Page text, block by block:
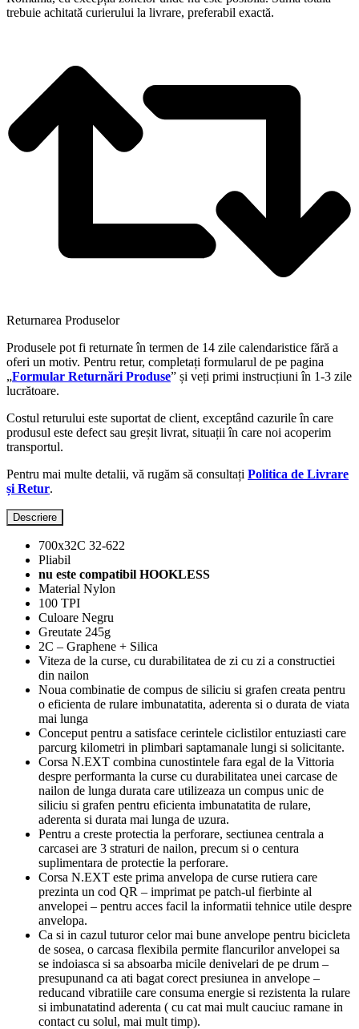
trebuie achitată curierului la livrare, preferabil exactă.
Returnarea Produselor
Produsele pot fi returnate în termen de 14 zile calendaristice fără a
oferi un motiv. Pentru retur, completați formularul de pe pagina
„Formular Returnări Produse” și veți primi instrucțiuni în 1-3 zile
lucrătoare.
Costul returului este suportat de client, exceptând cazurile în care
produsul este defect sau greșit livrat, situații în care noi acoperim
transportul.
Pentru mai multe detalii, vă rugăm să consultați Politica de Livrare
și Retur.
Descriere
700x32C 32-622
Pliabil
nu este compatibil HOOKLESS
Material Nylon
100 TPI
Culoare Negru
Greutate 245g
2C – Graphene + Silica
Viteza de la curse, cu durabilitatea de zi cu zi a constructiei
din nailon
Noua combinatie de compus de siliciu si grafen creata pentru
o eficienta de rulare imbunatatita, aderenta si o durata de viata
mai lunga
Conceput pentru a satisface cerintele ciclistilor entuziasti care
parcurg kilometri in plimbari saptamanale lungi si solicitante.
Corsa N.EXT combina cunostintele fara egal de la Vittoria
despre performanta la curse cu durabilitatea unei carcase de
nailon de lunga durata care utilizeaza un compus unic de
siliciu si grafen pentru eficienta imbunatatita de rulare,
aderenta si durata mai lunga de uzura.
Pentru a creste protectia la perforare, sectiunea centrala a
carcasei are 3 straturi de nailon, precum si o centura
suplimentara de protectie la perforare.
Corsa N.EXT este prima anvelopa de curse rutiera care
prezinta un cod QR – imprimat pe patch-ul fierbinte al
anvelopei – pentru acces facil la informatii tehnice utile despre
anvelopa.
Ca si in cazul tuturor celor mai bune anvelope pentru bicicleta
de sosea, o carcasa flexibila permite flancurilor anvelopei sa
se indoiasca si sa absoarba micile denivelari de pe drum –
presupunand ca ati bagat corect presiunea in anvelope –
reducand vibratiile care consuma energie si rezistenta la rulare
si imbunatatind aderenta ( cu cat mai mult cauciuc ramane in
contact cu solul, mai mult timp).